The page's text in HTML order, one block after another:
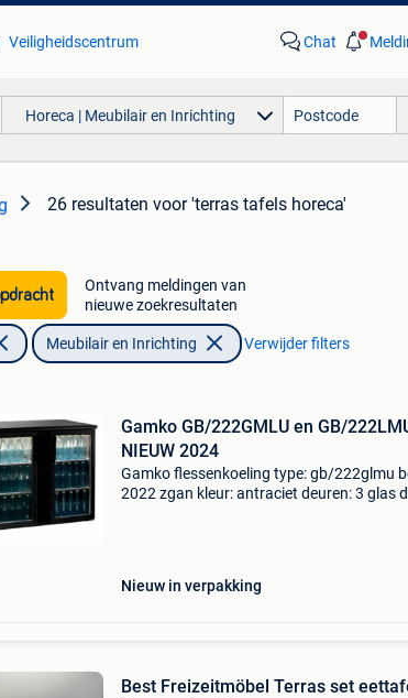
Veiligheidscentrum Chat
Horeca | Meubilair en Inrichting
26 resultaten voor 'terras tafels horeca'
Ontvang meldingen van
nieuwe zoekresultaten
Meubilair en Inrichting Verwijder filters
Gamko GB/222GMLU en GB/
NIEUW 2024
Gamko flessenkoeling type: gb/222glmu
2022 zgan kleur: antraciet deuren: 3 glas
Nieuw in verpakking
Best Freizeitmöbel Terras set